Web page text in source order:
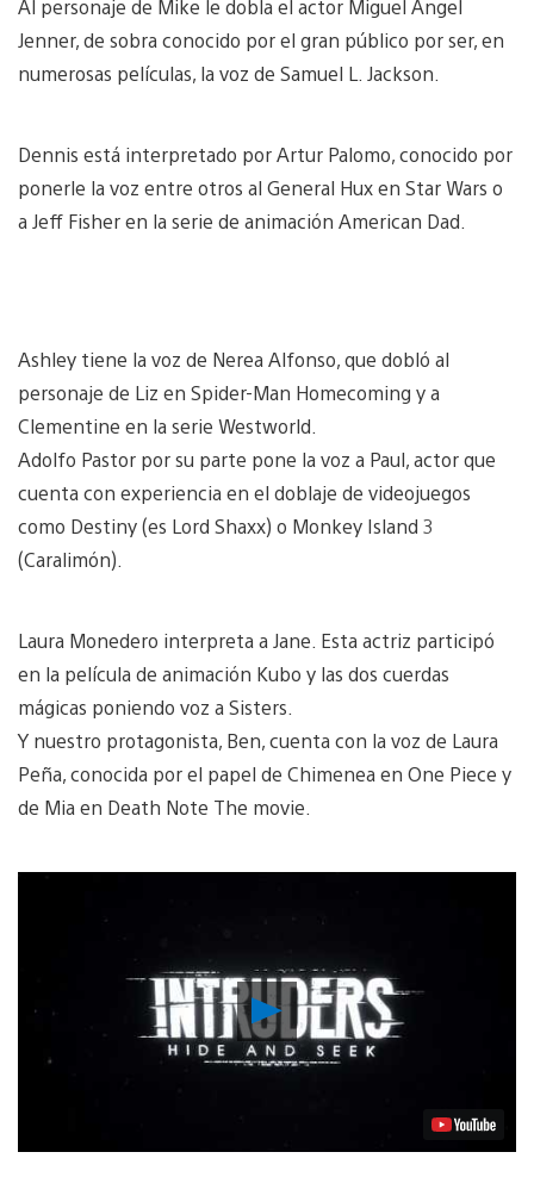
Al personaje de Mike le dobla el actor Miguel Ángel
Jenner, de sobra conocido por el gran público por ser, en
numerosas películas, la voz de Samuel L. Jackson.
Dennis está interpretado por Artur Palomo, conocido por
ponerle la voz entre otros al General Hux en Star Wars o
a Jeff Fisher en la serie de animación American Dad.
Ashley tiene la voz de Nerea Alfonso, que dobló al
personaje de Liz en Spider-Man Homecoming y a
Clementine en la serie Westworld.
Adolfo Pastor por su parte pone la voz a Paul, actor que
cuenta con experiencia en el doblaje de videojuegos
como Destiny (es Lord Shaxx) o Monkey Island 3
(Caralimón).
Laura Monedero interpreta a Jane. Esta actriz participó
en la película de animación Kubo y las dos cuerdas
mágicas poniendo voz a Sisters.
Y nuestro protagonista, Ben, cuenta con la voz de Laura
Peña, conocida por el papel de Chimenea en One Piece y
de Mia en Death Note The movie.
Reproducir
vídeo